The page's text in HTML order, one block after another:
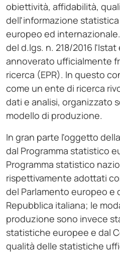
obiettività, affidabilità,
dell'informazione
europeo ed
del d.lgs. n. 218/2016
annoverato ufficialmente
ricerca (EPR). In questo
come un ente di ricerca
dati e analisi, organizzato
modello di produzione.
In gran parte l'oggetto
dal Programma statistico
Programma statistico
rispettivamente adottati
del Parlamento europeo e
Repubblica italiana; le
produzione sono invece
statistiche europee e dal
qualità delle statistiche